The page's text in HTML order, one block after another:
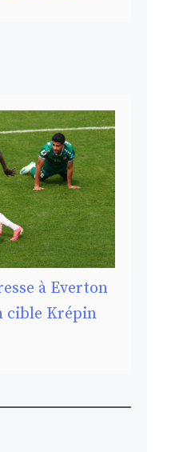
à Everton
cible Krépin